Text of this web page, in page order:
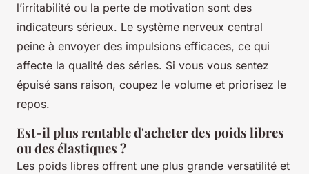
l’irritabilité ou la perte de motivation sont des
indicateurs sérieux. Le système nerveux central
peine à envoyer des impulsions efficaces, ce qui
affecte la qualité des séries. Si vous vous sentez
épuisé sans raison, coupez le volume et priorisez le
repos.
Est-il plus rentable d'acheter des poids libres
ou des élastiques ?
Les poids libres offrent une plus grande versatilité et